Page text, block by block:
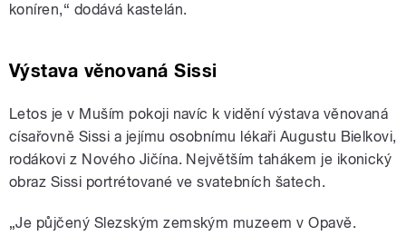
koníren,“ dodává kastelán.
Výstava věnovaná Sissi
Letos je v Muším pokoji navíc k vidění výstava věnovaná
císařovně Sissi a jejímu osobnímu lékaři Augustu Bielkovi,
rodákovi z Nového Jičína. Největším tahákem je ikonický
obraz Sissi portrétované ve svatebních šatech.
„Je půjčený Slezským zemským muzeem v Opavě.